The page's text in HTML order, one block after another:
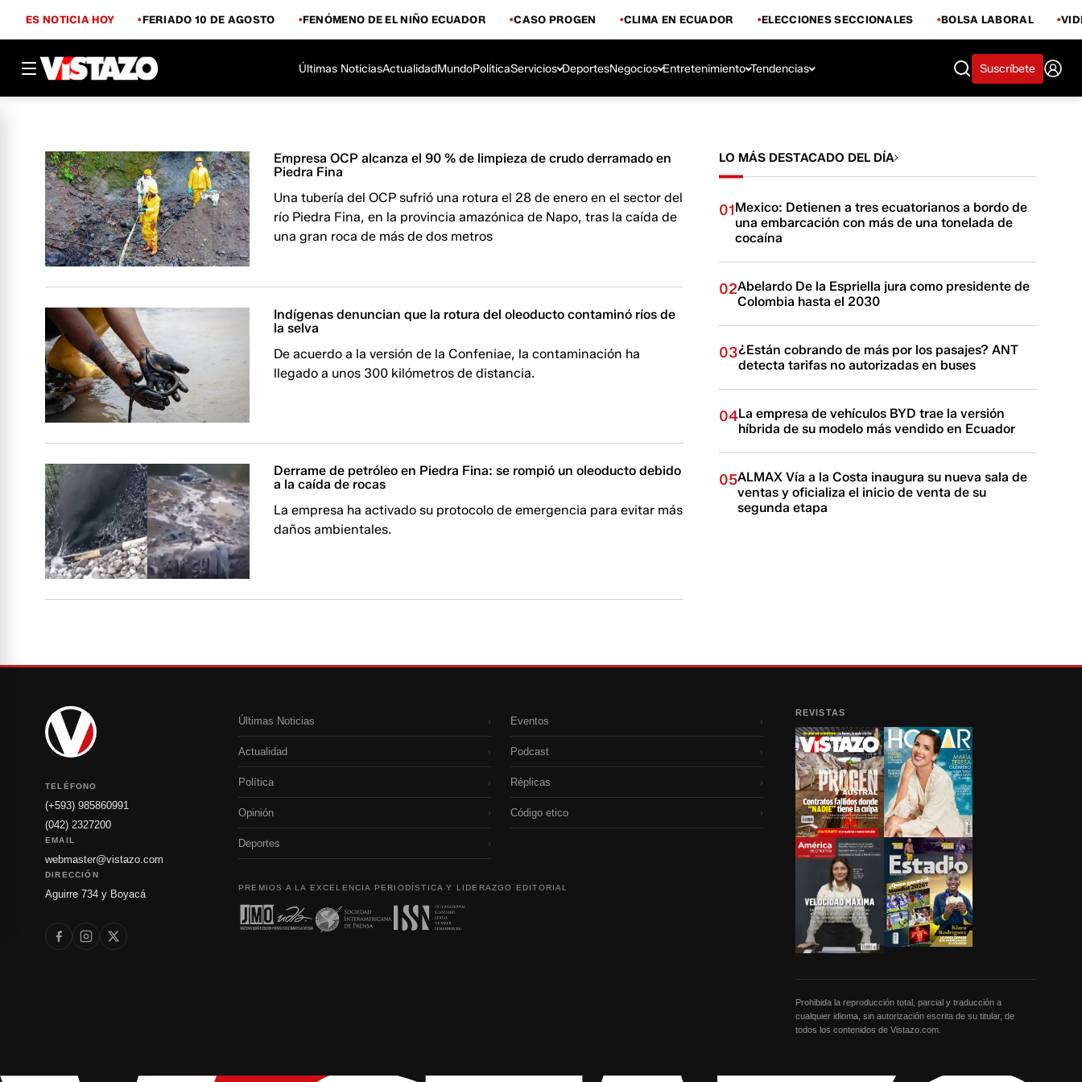
ES NOTICIA HOY FERIADO 10 DE AGOSTO FENÓMENO DE EL NIÑO ECUADOR CASO PROGEN CLIMA EN ECUADOR ELECCIONES SECCIONALES BOLSA LABORAL
Últimas NoticiasActualidadMundoPolíticaServicios DeportesNegocios Entretenimiento Tendencias Suscríbete
Empresa OCP alcanza el 90 % de limpieza de crudo derramado en
Piedra Fina
Una tubería del OCP sufrió una rotura el 28 de enero en el sector del
río Piedra Fina, en la provincia amazónica de Napo, tras la caída de
una gran roca de más de dos metros
Indígenas denuncian que la rotura del oleoducto contaminó ríos de
la selva
De acuerdo a la versión de la Confeniae, la contaminación ha
llegado a unos 300 kilómetros de distancia.
Derrame de petróleo en Piedra Fina: se rompió un oleoducto debido
a la caída de rocas
La empresa ha activado su protocolo de emergencia para evitar más
daños ambientales.
LO MÁS DESTACADO DEL DÍA
01Mexico: Detienen a tres ecuatorianos a bordo de
una embarcación con más de una tonelada de
cocaína
02Abelardo De la Espriella jura como presidente de
Colombia hasta el 2030
03¿Están cobrando de más por los pasajes? ANT
detecta tarifas no autorizadas en buses
04La empresa de vehículos BYD trae la versión
híbrida de su modelo más vendido en Ecuador
05ALMAX Vía a la Costa inaugura su nueva sala de
ventas y oficializa el inicio de venta de su
segunda etapa
TELÉFONO
(+593) 985860991
(042) 2327200
EMAIL
webmaster@vistazo.com
DIRECCIÓN
Aguirre 734 y Boyacá
Últimas Noticias ›
Actualidad ›
Política ›
Opinión ›
Deportes ›
Eventos ›
Podcast ›
Réplicas ›
Código etico ›
PREMIOS A LA EXCELENCIA PERIODÍSTICA Y LIDERAZGO EDITORIAL
REVISTAS
Prohibida la reproducción total, parcial y traducción a
cualquier idioma, sin autorización escrita de su titular, de
todos los contenidos de Vistazo.com.